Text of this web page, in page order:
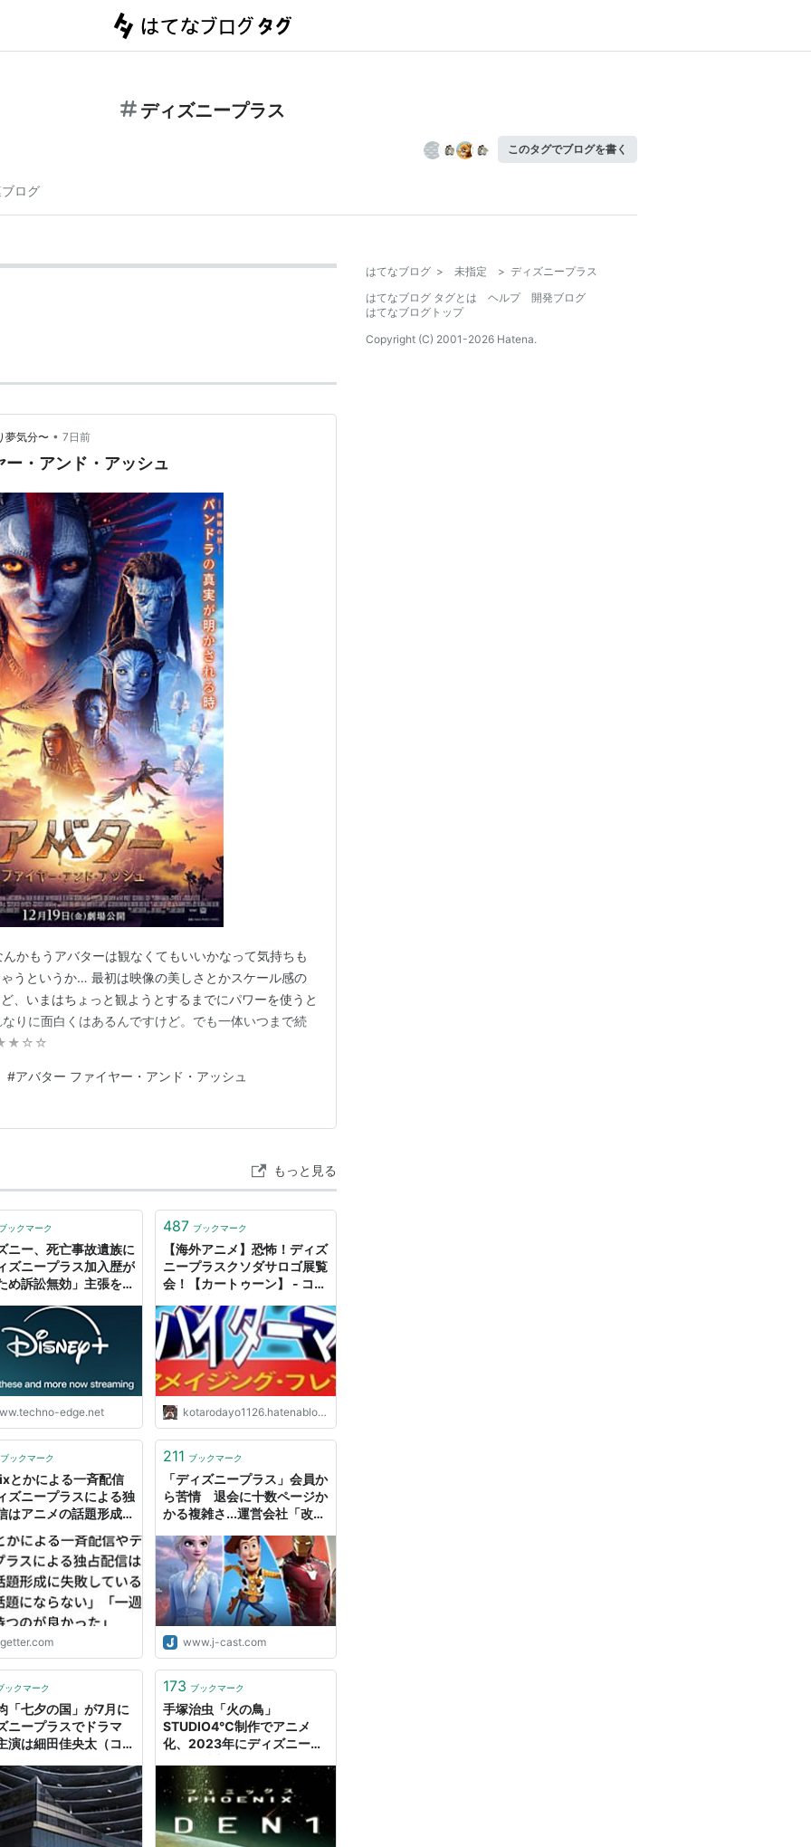
ディズニープラス
このタグでブログを書く
ログ
夢気分〜 • 7日前
・アンド・アッシュ
かもうアバターは観なくてもいいかなって気持ちも
うというか… 最初は映像の美しさとかスケール感の
、いまはちょっと観ようとするまでにパワーを使うと
りに面白くはあるんですけど。でも一体いつまで続
#アバター ファイヤー・アンド・アッシュ
もっと見る
ックマーク
ニー、死亡事故遺族に
ズニープラス加入歴が
め訴訟無効」主張を取
ノエッジ
edge.net
487 ブックマーク
【海外アニメ】恐怖！ディズ
ニープラスクソダサロゴ展覧
会！【カートゥーン】 - コウ
kotarodayo1126.hatenablog.com
ブックマーク
とかによる一斉配信
ズニープラスによる独
はアニメの話題形成に
い」「一週間待つのが
た」
211 ブックマーク
「ディズニープラス」会員か
ら苦情 退会に十数ページか
かる複雑さ...運営会社「改善
www.j-cast.com
ックマーク
「七夕の国」が7月に
ニープラスでドラマ
演は細田佳央太（コメ
173 ブックマーク
手塚治虫「火の鳥」
STUDIO4℃制作でアニメ
化、2023年にディズニープ
- コミックナタリー
はてなブログ > 未指定 > ディズニープラス
はてなブログ タグとは
ヘルプ
開発ブログ
はてなブログトップ
Copyright (C) 2001-2026 Hatena.